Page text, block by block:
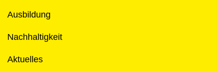
Ausbildung
Nachhaltigkeit
Aktuelles